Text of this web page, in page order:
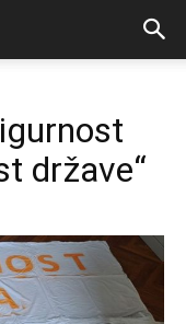
države“